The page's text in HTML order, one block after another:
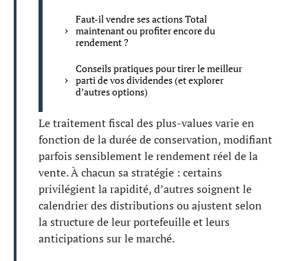
Faut-il vendre ses actions Total
maintenant ou profiter encore du
rendement ?
Conseils pratiques pour tirer le meilleur
parti de vos dividendes (et explorer
d’autres options)
Le traitement fiscal des plus-values varie en
fonction de la durée de conservation, modifiant
parfois sensiblement le rendement réel de la
vente. À chacun sa stratégie : certains
privilégient la rapidité, d’autres soignent le
calendrier des distributions ou ajustent selon
la structure de leur portefeuille et leurs
anticipations sur le marché.